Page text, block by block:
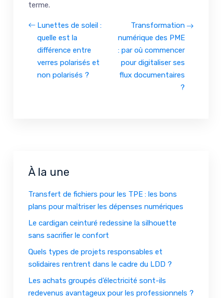
terme.
Lunettes de soleil :
quelle est la
différence entre
verres polarisés et
non polarisés ?
Transformation
numérique des PME
: par où commencer
pour digitaliser ses
flux documentaires
?
À la une
Transfert de fichiers pour les TPE : les bons
plans pour maîtriser les dépenses numériques
Le cardigan ceinturé redessine la silhouette
sans sacrifier le confort
Quels types de projets responsables et
solidaires rentrent dans le cadre du LDD ?
Les achats groupés d’électricité sont-ils
redevenus avantageux pour les professionnels ?